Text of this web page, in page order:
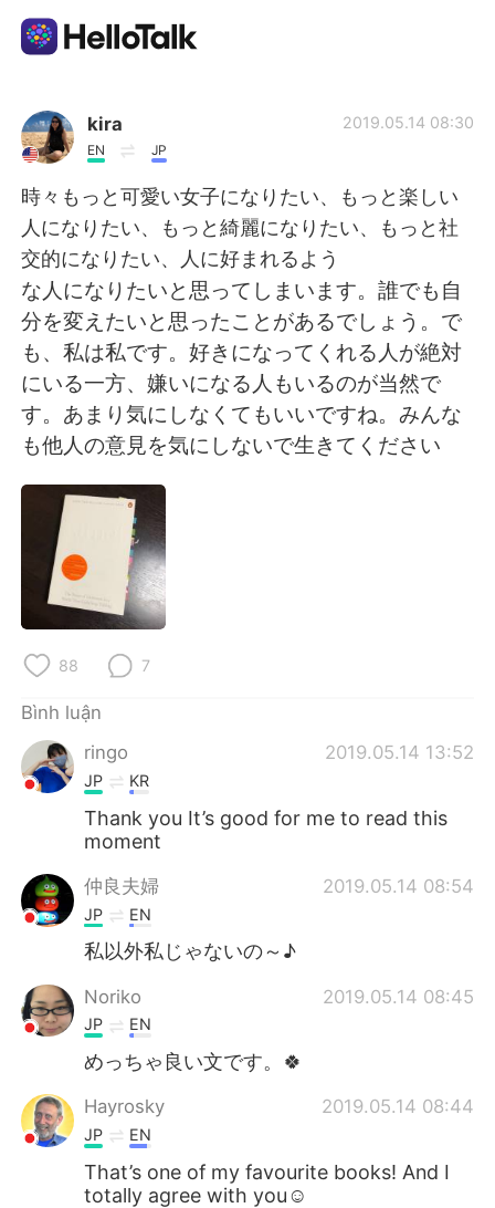
Ứng dụng trao đổi ngôn ngữ
AI Grammar Checker
Tiếng Việt
English 简体中文
繁體中文 Español
العربية Français
Deutsch
한국어
ไทย
Italiano
Português
kira
EN JP
2019.05.14 08:30
時々もっと可愛い女子になりたい、もっと楽しい
人になりたい、もっと綺麗になりたい、もっと社
交的になりたい、人に好まれるよう
な人になりたいと思ってしまいます。誰でも自
分を変えたいと思ったことがあるでしょう。で
も、私は私です。好きになってくれる人が絶対
にいる一方、嫌いになる人もいるのが当然で
す。あまり気にしなくてもいいですね。みんな
も他人の意見を気にしないで生きてください
88 7
Bình luận
ringo
2019.05.14 13:52
JP KR
Thank you It’s good for me to read this
moment
仲良夫婦 2019.05.14 08:54
JP EN
私以外私じゃないの～♪
Noriko 2019.05.14 08:45
JP EN
めっちゃ良い文です。🍀
Hayrosky 2019.05.14 08:44
JP EN
That’s one of my favourite books! And I
totally agree with you☺️